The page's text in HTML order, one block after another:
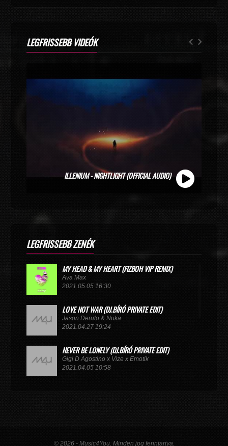
LEGFRISSEBB VIDEÓK
ZOLI VEKONY X CALIDORA - MINDIG NYÁR (OFFICIAL
MUSIC VIDEO)
LEGFRISSEBB ZENÉK
MY HEAD & MY HEART (FIZBOH VIP REMIX)
Ava Max
2021.05.05 16:30
LOVE NOT WAR (DJ.BÍRÓ PRIVATE EDIT)
Jason Derulo & Nuka
2021.04.27 19:24
NEVER BE LONELY (DJ.BÍRÓ PRIVATE EDIT)
Gigi D Agostino x Vize x Emotik
2021.04.05 10:58
GET IN TROUBLE (SO WHAT) (DJ.BÍRÓ PRIVATE EDIT)
Dimitri Vegas & Like Mike x Vini Vici
Willcox
© 2026 - Music4You. Minden jog fenntartva.